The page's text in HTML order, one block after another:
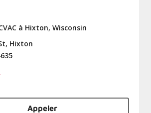
à Hixton, Wisconsin
Hixton
Appeler